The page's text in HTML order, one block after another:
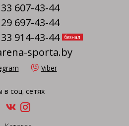
607-43-44
697-43-44
914-43-44
безнал
sporta.by
Viber
в соц. сетях